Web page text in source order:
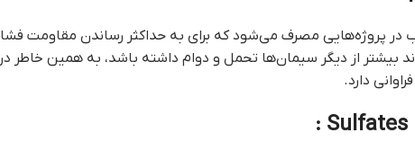
مصرف می‌شود که برای به حداکثر رساندن مقاومت فشاری، 24 ساعت
بیشتر از دیگر سیمان‌ها تحمل و دوام داشته باشد، به همین
دارد.